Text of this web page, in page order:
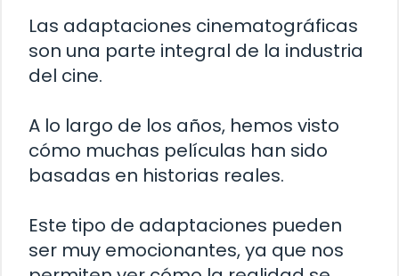
Las adaptaciones cinematográficas
son una parte integral de la industria
del cine.
A lo largo de los años, hemos visto
cómo muchas películas han sido
basadas en historias reales.
Este tipo de adaptaciones pueden
ser muy emocionantes, ya que nos